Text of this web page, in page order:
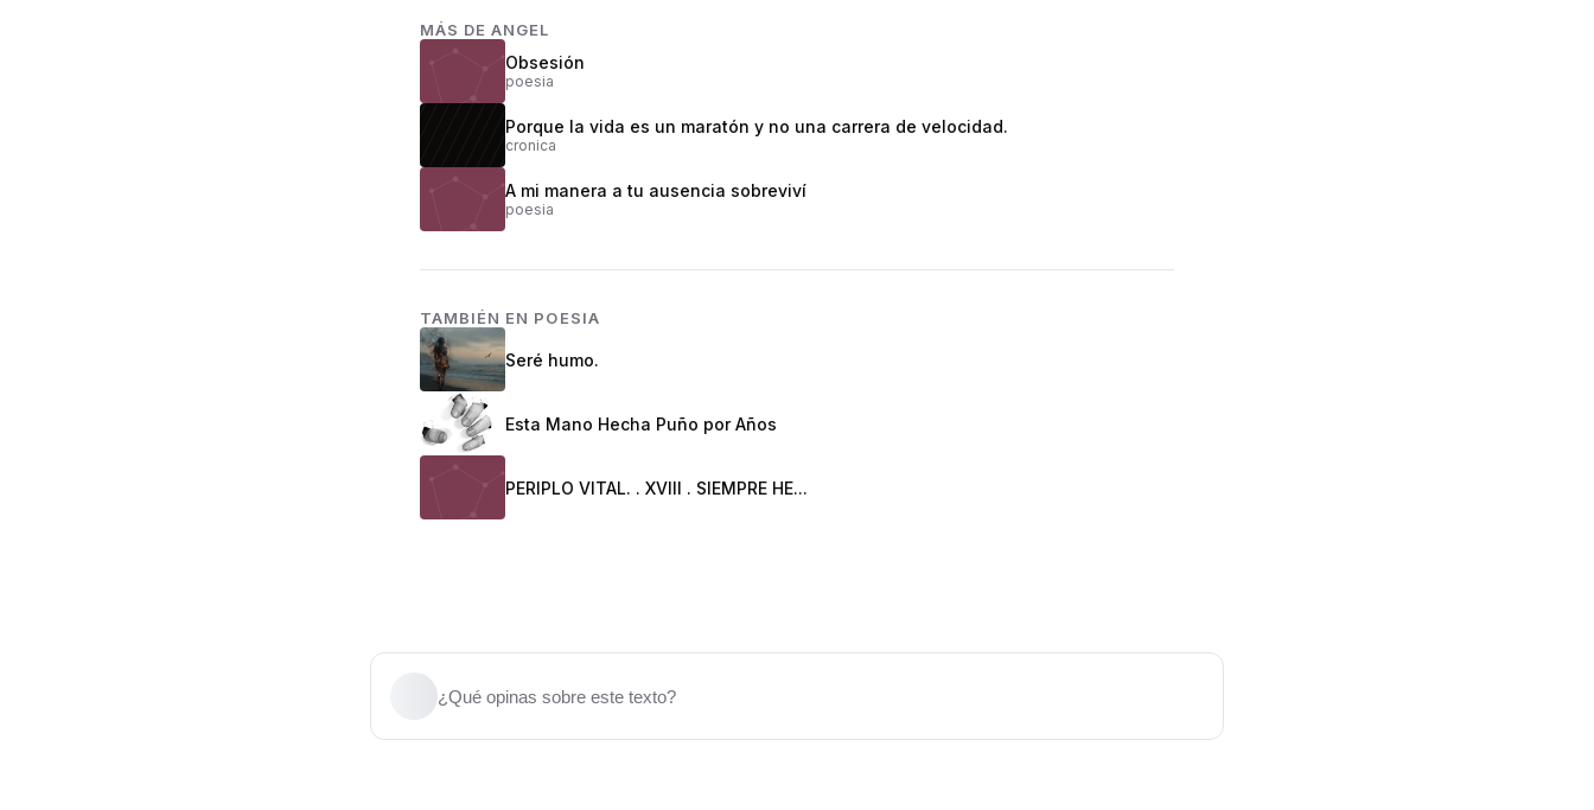
MÁS DEANGEL
Obsesión
poesia
Porque la vida es un maratón y no una carrera de velocidad.
cronica
A mi manera a tu ausencia sobreviví
poesia
TAMBIÉN EN POESIA
Seré humo.
Esta Mano Hecha Puño por Años
PERIPLO VITAL. . XVIII . SIEMPRE HE...
¿Qué opinas sobre este texto?